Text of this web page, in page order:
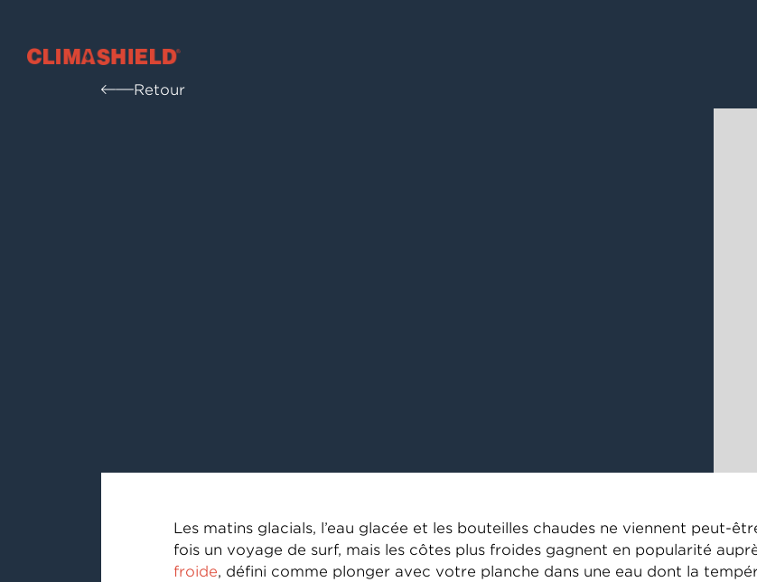
Climashield®
Retour
Les matins glacials, l’eau glacée et les bouteilles chaudes ne viennent peut-
fois un voyage de surf, mais les côtes plus froides gagnent en popularité
froide, défini comme plonger avec votre planche dans une eau dont la